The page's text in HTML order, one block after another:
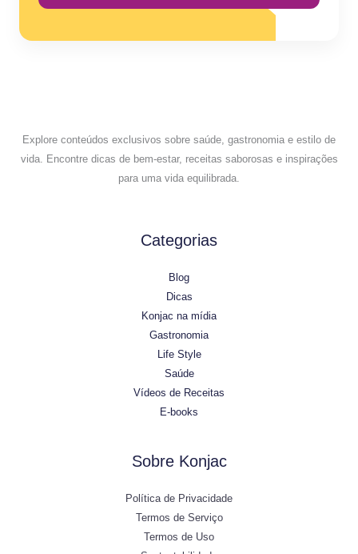
Explore conteúdos exclusivos sobre saúde, gastronomia e estilo de
vida. Encontre dicas de bem-estar, receitas saborosas e inspirações
para uma vida equilibrada.
Categorias
Blog
Dicas
Konjac na mídia
Gastronomia
Life Style
Saúde
Vídeos de Receitas
E-books
Sobre Konjac
Política de Privacidade
Termos de Serviço
Termos de Uso